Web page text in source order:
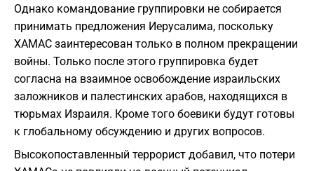
Однако командование группировки не собирается
принимать предложения Иерусалима, поскольку
ХАМАС заинтересован только в полном прекращении
войны. Только после этого группировка будет
согласна на взаимное освобождение израильских
заложников и палестинских арабов, находящихся в
тюрьмах Израиля. Кроме того боевики будут готовы
к глобальному обсуждению и других вопросов.
Высокопоставленный террорист добавил, что потери